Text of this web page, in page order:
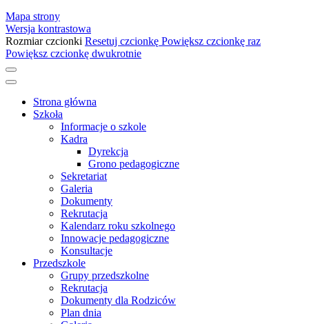
Mapa strony
Wersja kontrastowa
Rozmiar czcionki Resetuj czcionkę Powiększ czcionkę raz
Powiększ czcionkę dwukrotnie
Strona główna
Szkoła
Informacje o szkole
Kadra
Dyrekcja
Grono pedagogiczne
Sekretariat
Galeria
Dokumenty
Rekrutacja
Kalendarz roku szkolnego
Innowacje pedagogiczne
Konsultacje
Przedszkole
Grupy przedszkolne
Rekrutacja
Dokumenty dla Rodziców
Plan dnia